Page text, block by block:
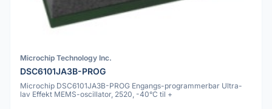
Microchip Technology Inc.
DSC6101JA3B-PROG
Microchip DSC6101JA3B-PROG Engangs-programmerbar Ultra-
lav Effekt MEMS-oscillator, 2520, -40°C til +